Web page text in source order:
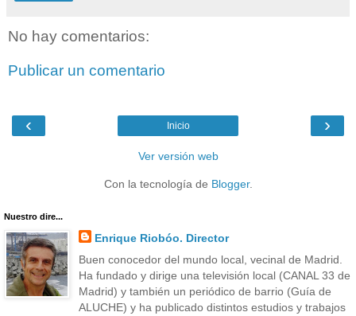
No hay comentarios:
Publicar un comentario
‹ ›
Inicio
Ver versión web
Con la tecnología de Blogger.
Nuestro dire...
Enrique Riobóo. Director
Buen conocedor del mundo local, vecinal de Madrid.
Ha fundado y dirige una televisión local (CANAL 33 de
Madrid) y también un periódico de barrio (Guía de
ALUCHE) y ha publicado distintos estudios y trabajos